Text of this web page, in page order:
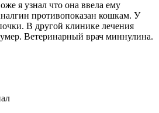
я узнал что она ввела ему
противопоказан кошкам. У
В другой клинике лечения
Ветеринарный врач миннулина.